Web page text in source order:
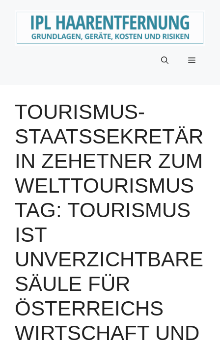
Menü
TOURISMUS-
STAATSSEKRETÄR
IN ZEHETNER ZUM
WELTTOURISMUS
TAG: TOURISMUS
IST
UNVERZICHTBARE
SÄULE FÜR
ÖSTERREICHS
WIRTSCHAFT UND